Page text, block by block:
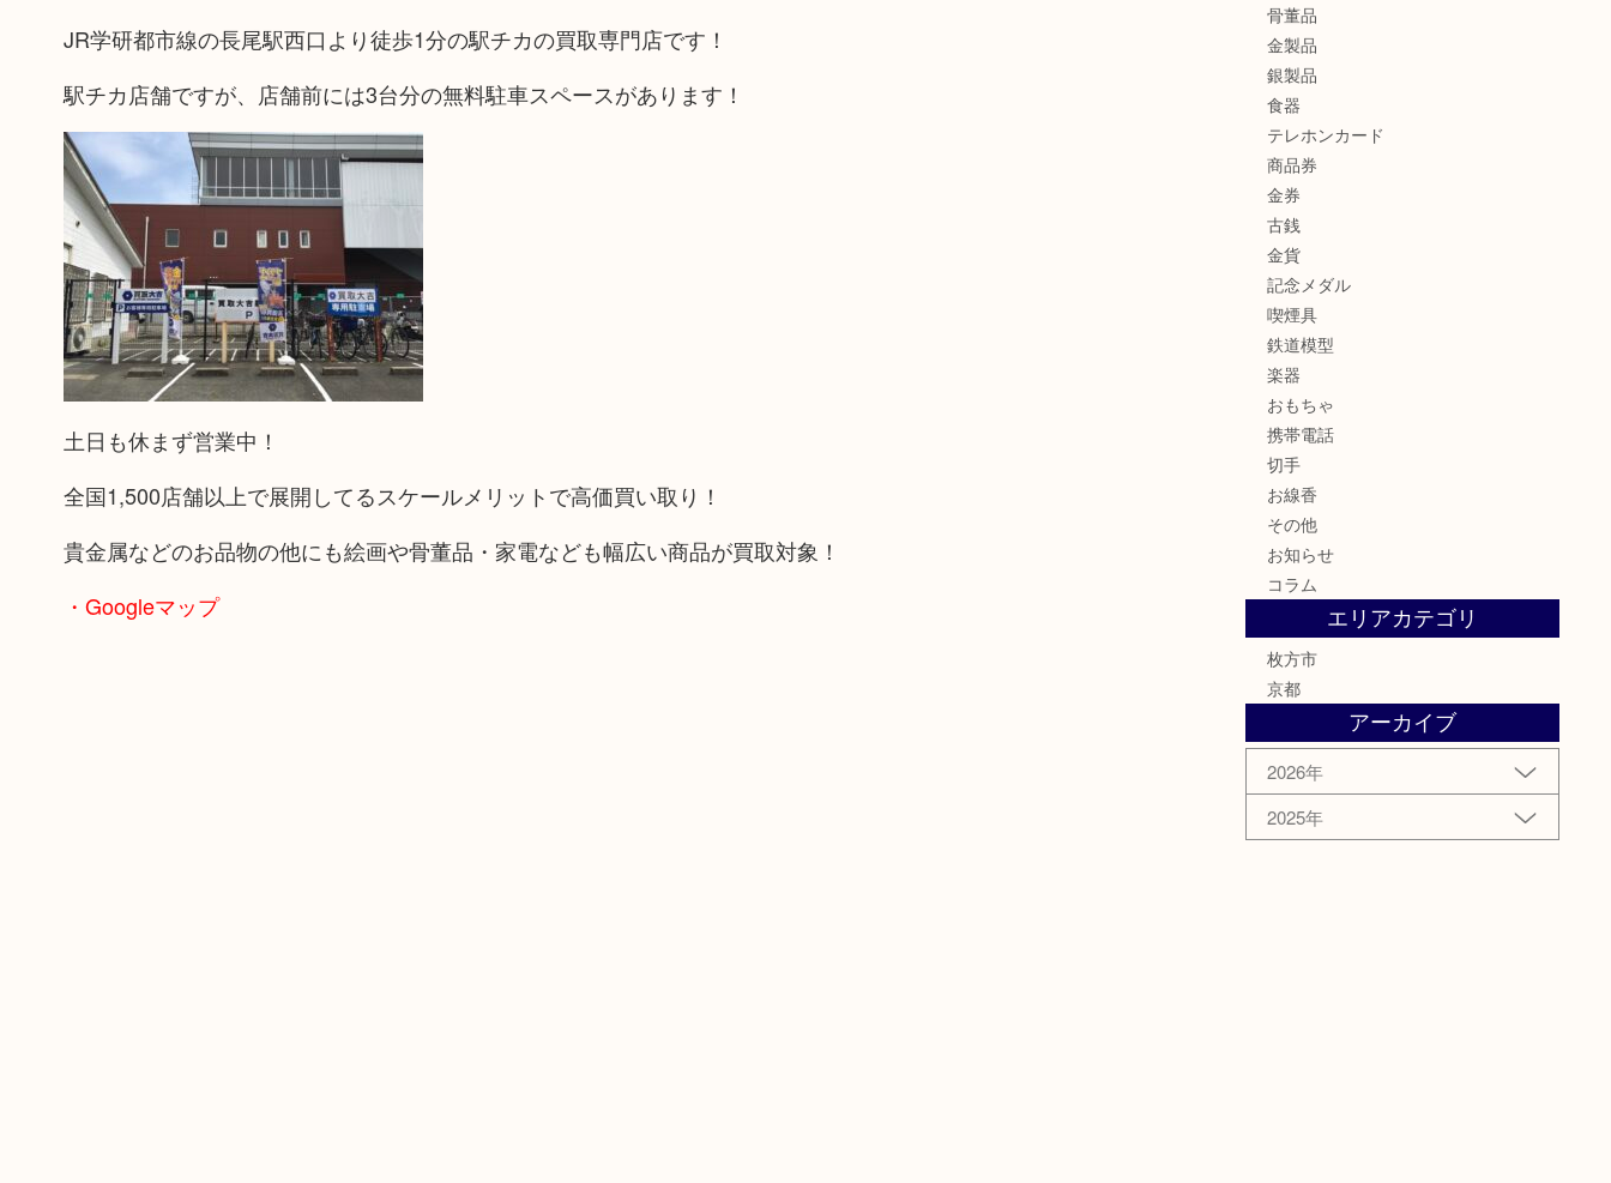
JR学研都市線の長尾駅西口より徒歩1分の駅チカの買取専門店です！
駅チカ店舗ですが、店舗前には3台分の無料駐車スペースがあります！
土日も休まず営業中！
全国1,500店舗以上で展開してるスケールメリットで高価買い取り！
貴金属などのお品物の他にも絵画や骨董品・家電なども幅広い商品が買取対象！
・Googleマップ
骨董品
金製品
銀製品
食器
テレホンカード
商品券
金券
古銭
金貨
記念メダル
喫煙具
鉄道模型
楽器
おもちゃ
携帯電話
切手
お線香
その他
お知らせ
コラム
エリアカテゴリ
枚方市
京都
アーカイブ
2026年
2025年